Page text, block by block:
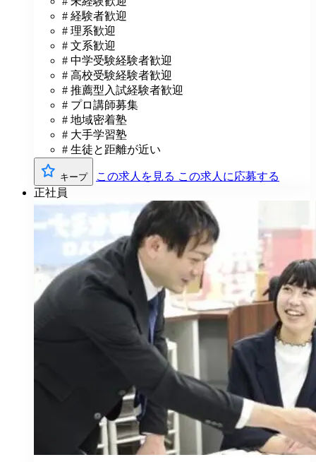
# 経験者歓迎
# 理系歓迎
# 文系歓迎
# 中学受験経験者歓迎
# 高校受験経験者歓迎
# 推薦型入試経験者歓迎
# プロ講師募集
# 地域密着塾
# 大手学習塾
# 生徒と距離が近い
キープ この求人を見る この求人に応募する
正社員